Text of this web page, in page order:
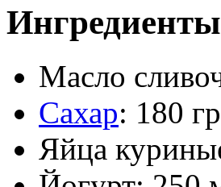
Ингредиенты
Масло
Сахар: 180
Яйца